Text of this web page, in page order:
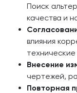
Поиск
качества и
влияния
Внесение
чертежей,
Повторная